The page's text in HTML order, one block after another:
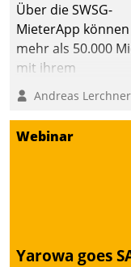
Über die SWSG-
MieterApp
mehr als 50.000
mit ihrem
kommunizieren,
Laufenden
einsehen und
Andreas Lerchner
Webinar
Yarowa goes